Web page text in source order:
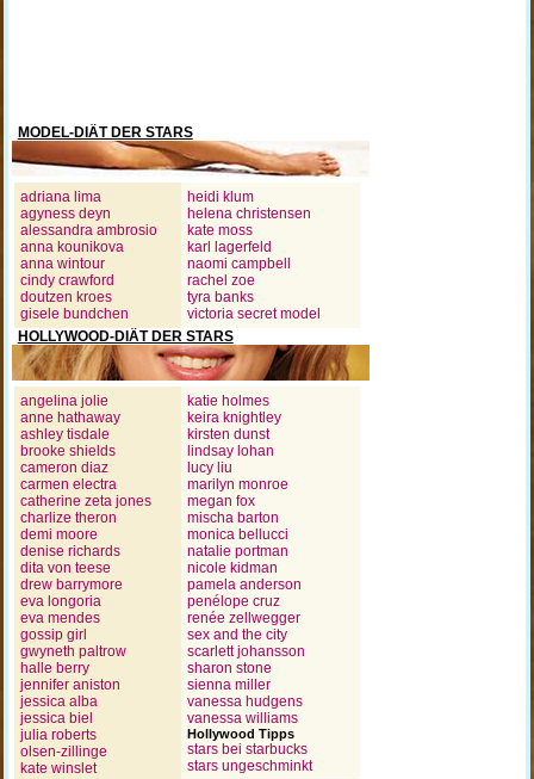
MODEL-DIÄT DER STARS
adriana lima
agyness deyn
alessandra ambrosio
anna kounikova
anna wintour
cindy crawford
doutzen kroes
gisele bundchen
heidi klum
helena christensen
kate moss
karl lagerfeld
naomi campbell
rachel zoe
tyra banks
victoria secret model
HOLLYWOOD-DIÄT DER STARS
angelina jolie
anne hathaway
ashley tisdale
brooke shields
cameron diaz
carmen electra
catherine zeta jones
charlize theron
demi moore
denise richards
dita von teese
drew barrymore
eva longoria
eva mendes
gossip girl
gwyneth paltrow
halle berry
jennifer aniston
jessica alba
jessica biel
julia roberts
olsen-zillinge
kate winslet
katie holmes
keira knightley
kirsten dunst
lindsay lohan
lucy liu
marilyn monroe
megan fox
mischa barton
monica bellucci
natalie portman
nicole kidman
pamela anderson
penélope cruz
renée zellwegger
sex and the city
scarlett johansson
sharon stone
sienna miller
vanessa hudgens
vanessa williams
Hollywood Tipps
stars bei starbucks
stars ungeschminkt